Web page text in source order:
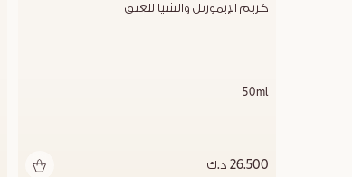
كريم الإيمورتل والشيا للعنق
50ml
26.500 د.ك